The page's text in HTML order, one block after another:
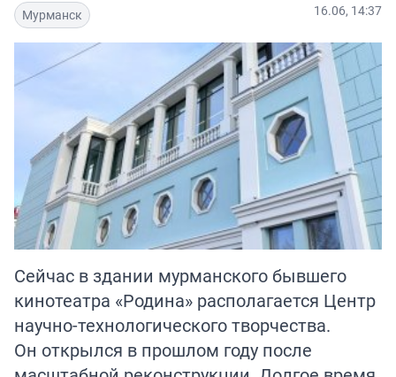
Мурманск 16.06, 14:37
Сейчас в здании мурманского бывшего
кинотеатра «Родина» располагается Центр
научно-технологического творчества.
Он открылся в прошлом году после